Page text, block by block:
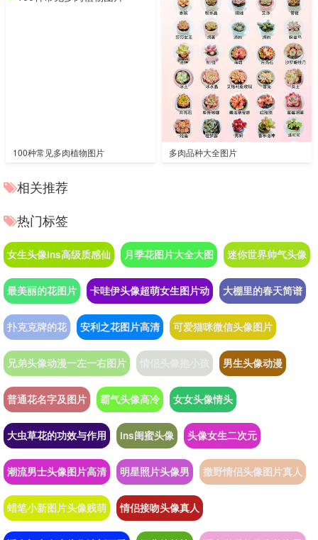
100种常见多肉植物图片 多肉品种大全图片
相关推荐
热门标签
女生头像ins高级质感仙 月季花图片大全大图 迷你世界帅气头像
最美丽的花图片 卡哇伊头像超萌女生图片动 大棚里的春天简谱
扑克克牌的花 安利之花图片高清 可爱猫咪微信头像图片
兄弟头像动漫一左一右图片 男生头像动漫
普通花名字及图片 霸气头像高冷 女女头像情头
大虫草花的功效与作用 ins闺蜜头像 头像女生二次元
潮流男士头像图片高清 明星照片头像男 撒野情侣头像图片真人
蜡笔小新图片头像贱萌 情侣接吻头像真人